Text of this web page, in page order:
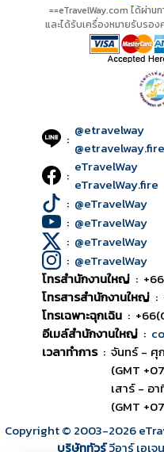
==eTravelWay.com ได้ผ่า
และได้รับเครื่องหมายรับรอ
: @etravelway
@etravelway.fire
: eTravelWay
eTravelWay.fire
: @eTravelWay
: @eTravelWay
: @eTravelWay
: @eTravelWay
โทรสำนักงานใหญ่ :
โทรสารสำนักงานใหญ่ :
โทรเฉพาะฉุกเฉิน :
อีเมล์สำนักงานใหญ่ :
เวลาทำการ : จันทร์ - ศุ
(GMT
เสาร์ - อ
(GMT
Copyright © 2003-2026
บริษัททัวร์วีอาร์ เอเ